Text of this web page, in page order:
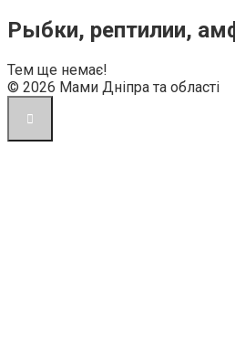
тут:
Рыбки, рептилии,
Тем ще немає!
© 2026 Мами Дніпра та області